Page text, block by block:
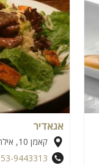
אגאדיר
קאמן 10, אילת
9443313